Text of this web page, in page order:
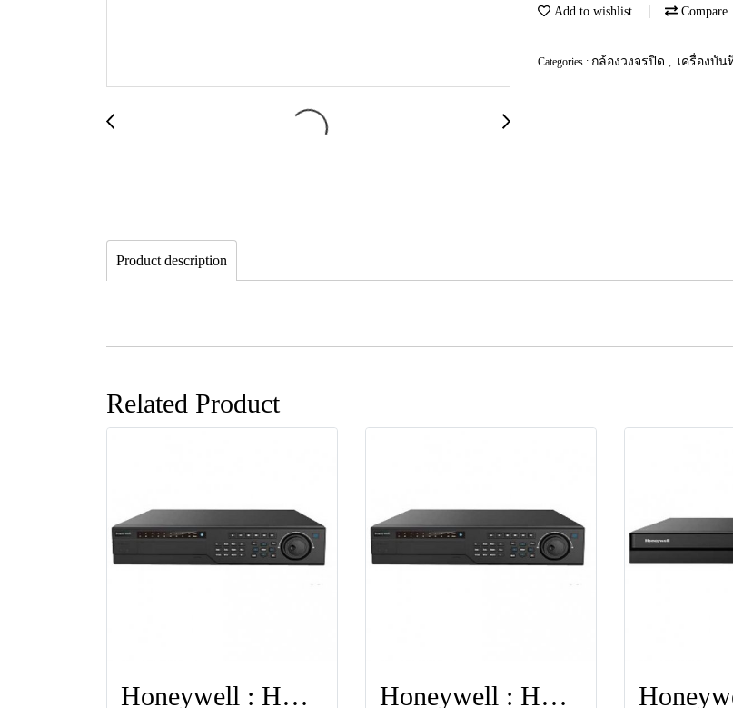
Add to wishlist Compare
Categories : กล้องวงจรปิด เครื่องบัน
Product description
Related Product
Honeywell : HEN64304 Honeywell : HEN32304